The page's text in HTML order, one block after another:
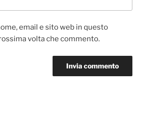
email e sito web in questo
volta che commento.